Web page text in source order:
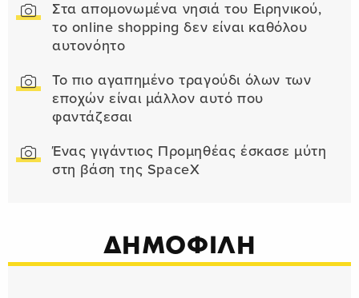
Στα απομονωμένα νησιά του Ειρηνικού,
το online shopping δεν είναι καθόλου
αυτονόητο
Το πιο αγαπημένο τραγούδι όλων των
εποχών είναι μάλλον αυτό που
φαντάζεσαι
Ένας γιγάντιος Προμηθέας έσκασε μύτη
στη βάση της SpaceX
ΔΗΜΟΦΙΛΗ